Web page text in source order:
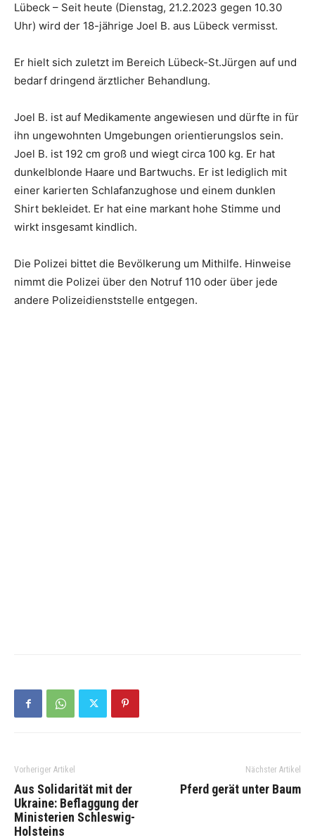
Lübeck – Seit heute (Dienstag, 21.2.2023 gegen 10.30
Uhr) wird der 18-jährige Joel B. aus Lübeck vermisst.
Er hielt sich zuletzt im Bereich Lübeck-St.Jürgen auf und
bedarf dringend ärztlicher Behandlung.
Joel B. ist auf Medikamente angewiesen und dürfte in für
ihn ungewohnten Umgebungen orientierungslos sein.
Joel B. ist 192 cm groß und wiegt circa 100 kg. Er hat
dunkelblonde Haare und Bartwuchs. Er ist lediglich mit
einer karierten Schlafanzughose und einem dunklen
Shirt bekleidet. Er hat eine markant hohe Stimme und
wirkt insgesamt kindlich.
Die Polizei bittet die Bevölkerung um Mithilfe. Hinweise
nimmt die Polizei über den Notruf 110 oder über jede
andere Polizeidienststelle entgegen.
Vorheriger Artikel
Aus Solidarität mit der
Ukraine: Beflaggung der
Ministerien Schleswig-
Holsteins
Nächster Artikel
Pferd gerät unter Baum